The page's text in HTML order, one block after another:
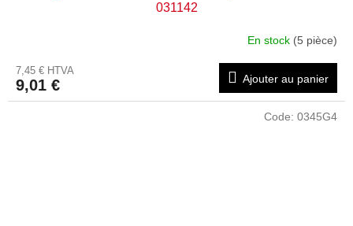
031142
En stock (5 pièce)
7,45 € HTVA
9,01 € Ajouter au panier
Code: 0345G4